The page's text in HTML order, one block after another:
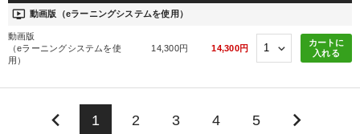
ondemand_video 動画版（eラーニングシステムを使用）
動画版
（eラーニングシステムを使
用）
14,300円 14,300円
カートに
入れる
keyboard_arrow_left 1 2 3 4 5 keyboard_arrow_right